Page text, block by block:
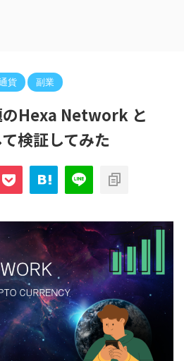
貨 副業
のHexa Network と
検証してみた